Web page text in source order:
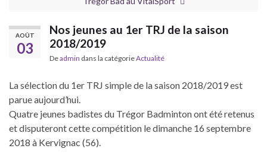
AOÛT
03
Nos jeunes au 1er TRJ de la saison
2018/2019
Deadmin dans la catégorieActualité
La sélection du 1er TRJ simple de la saison 2018/2019 est
parue aujourd’hui.
Quatre jeunes badistes du Trégor Badminton ont été retenus
et disputeront cette compétition le dimanche 16 septembre
2018 à Kervignac (56).